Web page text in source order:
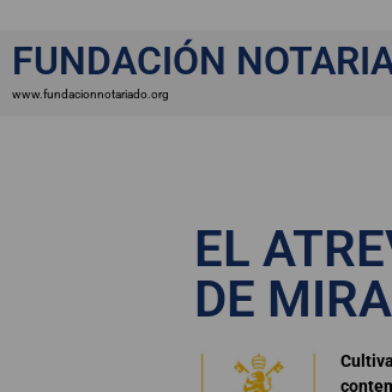
FUNDACIÓN
www.fundacionnotariado.org
EL
DE